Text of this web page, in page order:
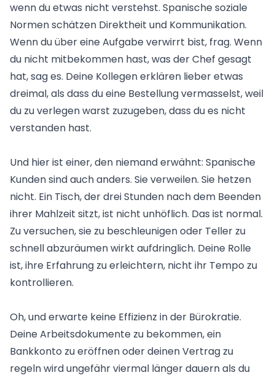
wenn du etwas nicht verstehst. Spanische soziale
Normen schätzen Direktheit und Kommunikation.
Wenn du über eine Aufgabe verwirrt bist, frag. Wenn
du nicht mitbekommen hast, was der Chef gesagt
hat, sag es. Deine Kollegen erklären lieber etwas
dreimal, als dass du eine Bestellung vermasselst, weil
du zu verlegen warst zuzugeben, dass du es nicht
verstanden hast.
Und hier ist einer, den niemand erwähnt: Spanische
Kunden sind auch anders. Sie verweilen. Sie hetzen
nicht. Ein Tisch, der drei Stunden nach dem Beenden
ihrer Mahlzeit sitzt, ist nicht unhöflich. Das ist normal.
Zu versuchen, sie zu beschleunigen oder Teller zu
schnell abzuräumen wirkt aufdringlich. Deine Rolle
ist, ihre Erfahrung zu erleichtern, nicht ihr Tempo zu
kontrollieren.
Oh, und erwarte keine Effizienz in der Bürokratie.
Deine Arbeitsdokumente zu bekommen, ein
Bankkonto zu eröffnen oder deinen Vertrag zu
regeln wird ungefähr viermal länger dauern als du